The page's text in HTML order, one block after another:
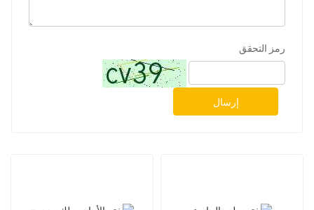
رمز التحقق
إرسال